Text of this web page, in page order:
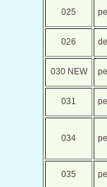
025
026
030 NEW
031
034
035